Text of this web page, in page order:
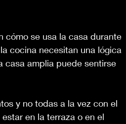
cómo se usa la casa durante
cocina necesitan una lógica
casa amplia puede sentirse
y no todas a la vez con el
en la terraza o en el